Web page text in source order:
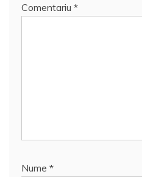
Comentariu *
Nume *